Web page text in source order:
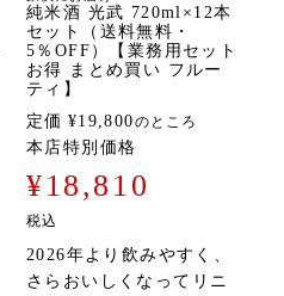
純米酒 光武 720ml×12本
セット（送料無料・
5％OFF）【業務用セット
お得 まとめ買い フルー
ティ】
定価 ¥19,800のところ
本店特別価格
¥18,810
税込
2026年より飲みやすく、
さらおいしくなってリニ